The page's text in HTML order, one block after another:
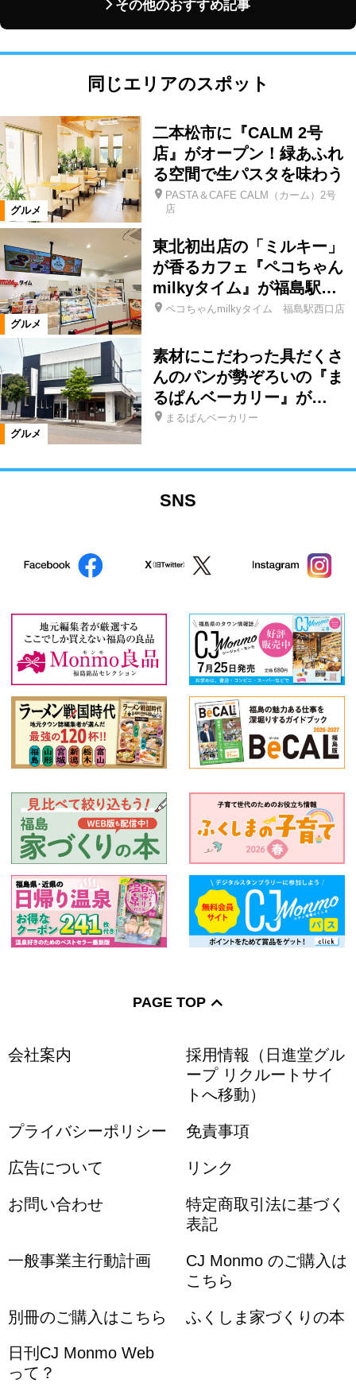
その他のおすすめ記事
同じエリアのスポット
グルメ
二本松市に『CALM 2号
店』がオープン！緑あふれ
る空間で生パスタを味わう
PASTA＆CAFE CALM（カーム）2号
店
グルメ
東北初出店の「ミルキー」
が香るカフェ『ペコちゃん
milkyタイム』が福島駅…
ペコちゃんmilkyタイム 福島駅西口店
グルメ
素材にこだわった具だくさ
んのパンが勢ぞろいの『ま
るぱんベーカリー』が…
まるぱんベーカリー
SNS
PAGE TOP
会社案内
採用情報（日進堂グル
ープ リクルートサイ
トへ移動）
プライバシーポリシー 免責事項
広告について リンク
お問い合わせ
特定商取引法に基づく
表記
一般事業主行動計画
CJ Monmo のご購入は
こちら
別冊のご購入はこちら ふくしま家づくりの本
日刊CJ Monmo Web
って？